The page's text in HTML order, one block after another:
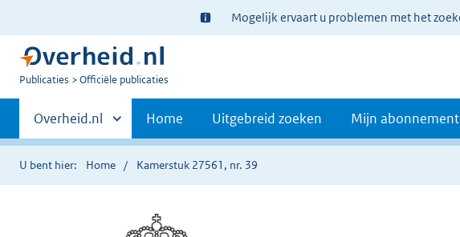
Ter
informatie:
Mogelijk ervaart u problemen met het
U
Publicaties Officiële publicaties
Primaire
navigatie
Andere
sites
binnen
Overheid.nl Home Uitgebreid zoeken Mijn
U bent hier: Home Kamerstuk 27561, nr. 39